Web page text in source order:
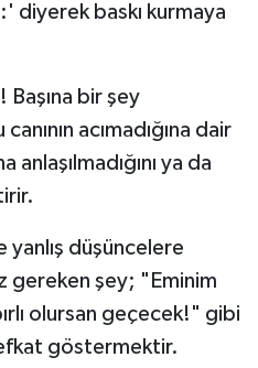
diyerek baskı kurmaya
Başına bir şey
acımadığına dair
anlaşılmadığını ya da
yanlış düşüncelere
gereken şey; "Eminim
olursan geçecek!" gibi
göstermektir.